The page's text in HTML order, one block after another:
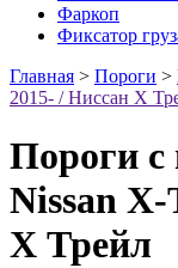
Фаркоп
Фиксатор
Главная > Пороги >
2015- / Ниссан Х
Пороги с
Nissan
Х Трейл